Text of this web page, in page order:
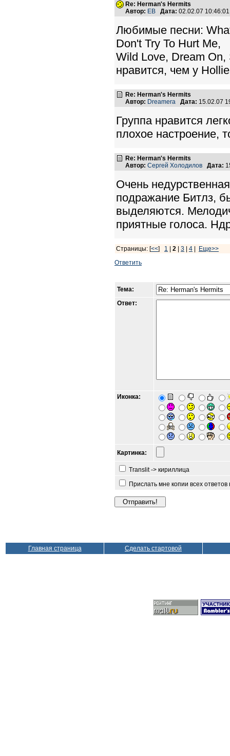
Re: Herman's Hermits
Автор: EB Дата: 02.02.07
Любимые песни:
Don't Try To Hurt Me,
Wild Love, Dream
нравится, чем у
Re: Herman's Hermits
Автор: Dreamera Дата: 15.02.07
Группа нравится
плохое настроение,
Re: Herman's Hermits
Автор: Сергей Холодилов Дата:
Очень
подражание Битлз,
выделяются.
приятные голоса.
Страницы: [<<] 1 2 3 4
Еще>>
Ответить
Тема:
Ответ:
Иконка:
Картинка:
Translit -> кириллица
Прислать мне копии всех
Главная страница Сделать стартовой